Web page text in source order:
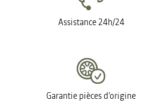
Assistance 24h/24
Garantie pièces d'origine